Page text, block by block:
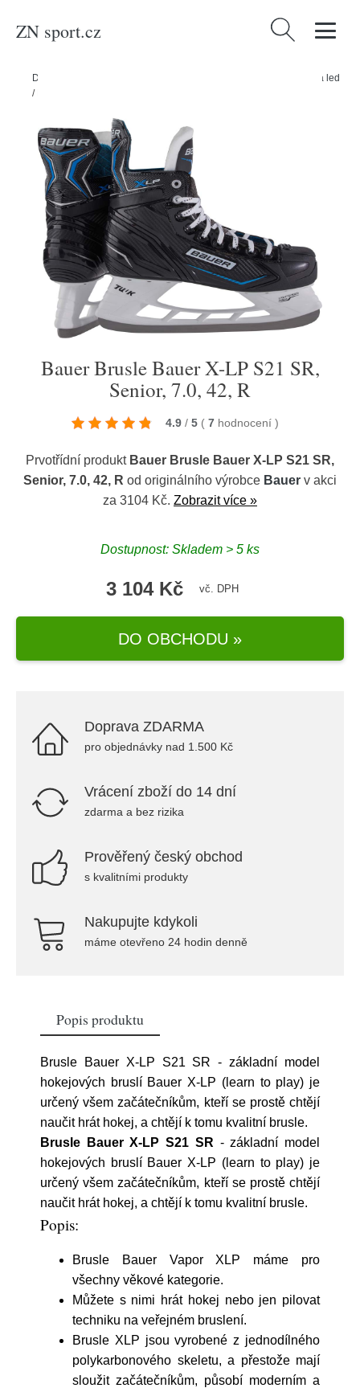
ZN sport.cz Vyhledávání
Domů
Brusle na led
/
Bauer Brusle Bauer X-LP S21 SR,
Senior, 7.0, 42, R
4.9 / 5 ( 7 hodnocení )
Prvotřídní produkt Bauer Brusle Bauer X-LP S21 SR,
Senior, 7.0, 42, R od originálního výrobce Bauer v akci
za 3104 Kč. Zobrazit více »
Dostupnost: Skladem > 5 ks
3 104 Kč vč. DPH
DO OBCHODU »
Doprava ZDARMA
pro objednávky nad 1.500 Kč
Vrácení zboží do 14 dní
zdarma a bez rizika
Prověřený český obchod
s kvalitními produkty
Nakupujte kdykoli
máme otevřeno 24 hodin denně
Popis produktu
Brusle Bauer X-LP S21 SR - základní model
hokejových bruslí Bauer X-LP (learn to play) je
určený všem začátečníkům, kteří se prostě chtějí
naučit hrát hokej, a chtějí k tomu kvalitní brusle.
Brusle Bauer X-LP S21 SR - základní model
hokejových bruslí Bauer X-LP (learn to play) je
určený všem začátečníkům, kteří se prostě chtějí
naučit hrát hokej, a chtějí k tomu kvalitní brusle.
Popis:
Brusle Bauer Vapor XLP máme pro
všechny věkové kategorie.
Můžete s nimi hrát hokej nebo jen pilovat
techniku na veřejném bruslení.
Brusle XLP jsou vyrobené z jednodílného
polykarbonového skeletu, a přestože mají
sloužit začátečníkům, působí moderním a